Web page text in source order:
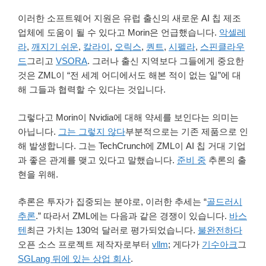
이러한 소프트웨어 지원은 유럽 출신의 새로운 AI 칩 제조
업체에 도움이 될 수 있다고 Morin은 언급했습니다. 악셀레
라, 깨지기 쉬운, 칼라이, 오릭스, 퀀트, 시펠라, 스핀클라우
드 그리고 VSORA. 그러나 출신 지역보다 그들에게 중요한
것은 ZML이 “전 세계 어디에서도 해본 적이 없는 일”에 대
해 그들과 협력할 수 있다는 것입니다.
그렇다고 Morin이 Nvidia에 대해 약세를 보인다는 의미는
아닙니다. 그는 그렇지 않다부분적으로는 기존 제품으로 인
해 발생합니다. 그는 TechCrunch에 ZML이 AI 칩 거대 기업
과 좋은 관계를 맺고 있다고 말했습니다. 준비 중 추론의 출
현을 위해.
추론은 투자가 집중되는 분야로, 이러한 추세는 “골드러시
추론.” 따라서 ZML에는 다음과 같은 경쟁이 있습니다. 바스
텐최근 가치는 130억 달러로 평가되었습니다. 불완전하다
오픈 소스 프로젝트 제작자로부터 vllm; 게다가 기수아크 그
SGLang 뒤에 있는 상업 회사.